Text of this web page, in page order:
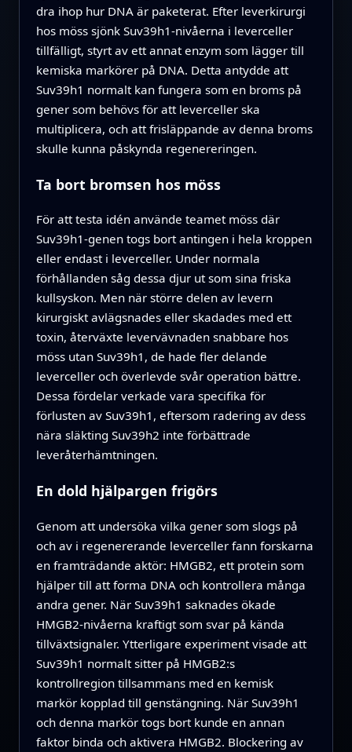
dra ihop hur DNA är paketerat. Efter leverkirurgi
hos möss sjönk Suv39h1-nivåerna i leverceller
tillfälligt, styrt av ett annat enzym som lägger till
kemiska markörer på DNA. Detta antydde att
Suv39h1 normalt kan fungera som en broms på
gener som behövs för att leverceller ska
multiplicera, och att frisläppande av denna broms
skulle kunna påskynda regenereringen.
Ta bort bromsen hos möss
För att testa idén använde teamet möss där
Suv39h1-genen togs bort antingen i hela kroppen
eller endast i leverceller. Under normala
förhållanden såg dessa djur ut som sina friska
kullsyskon. Men när större delen av levern
kirurgiskt avlägsnades eller skadades med ett
toxin, återväxte levervävnaden snabbare hos
möss utan Suv39h1, de hade fler delande
leverceller och överlevde svår operation bättre.
Dessa fördelar verkade vara specifika för
förlusten av Suv39h1, eftersom radering av dess
nära släkting Suv39h2 inte förbättrade
leveråterhämtningen.
En dold hjälpargen frigörs
Genom att undersöka vilka gener som slogs på
och av i regenererande leverceller fann forskarna
en framträdande aktör: HMGB2, ett protein som
hjälper till att forma DNA och kontrollera många
andra gener. När Suv39h1 saknades ökade
HMGB2-nivåerna kraftigt som svar på kända
tillväxtsignaler. Ytterligare experiment visade att
Suv39h1 normalt sitter på HMGB2:s
kontrollregion tillsammans med en kemisk
markör kopplad till genstängning. När Suv39h1
och denna markör togs bort kunde en annan
faktor binda och aktivera HMGB2. Blockering av